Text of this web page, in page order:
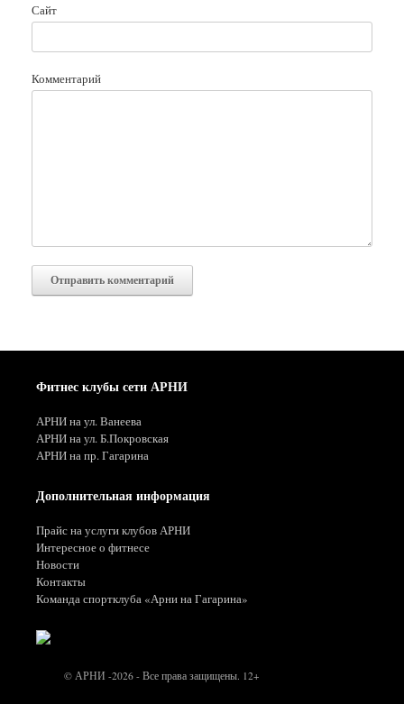
Сайт
Комментарий
Фитнес клубы сети АРНИ
АРНИ на ул. Ванеева
АРНИ на ул. Б.Покровская
АРНИ на пр. Гагарина
Дополнительная информация
Прайс на услуги клубов АРНИ
Интересное о фитнесе
Новости
Контакты
Команда спортклуба «Арни на Гагарина»
© АРНИ -2026 - Все права защищены. 12+